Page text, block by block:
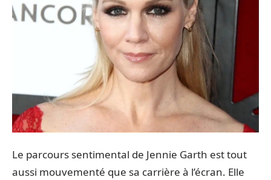
Le parcours sentimental de Jennie Garth est tout
aussi mouvementé que sa carrière à l’écran. Elle